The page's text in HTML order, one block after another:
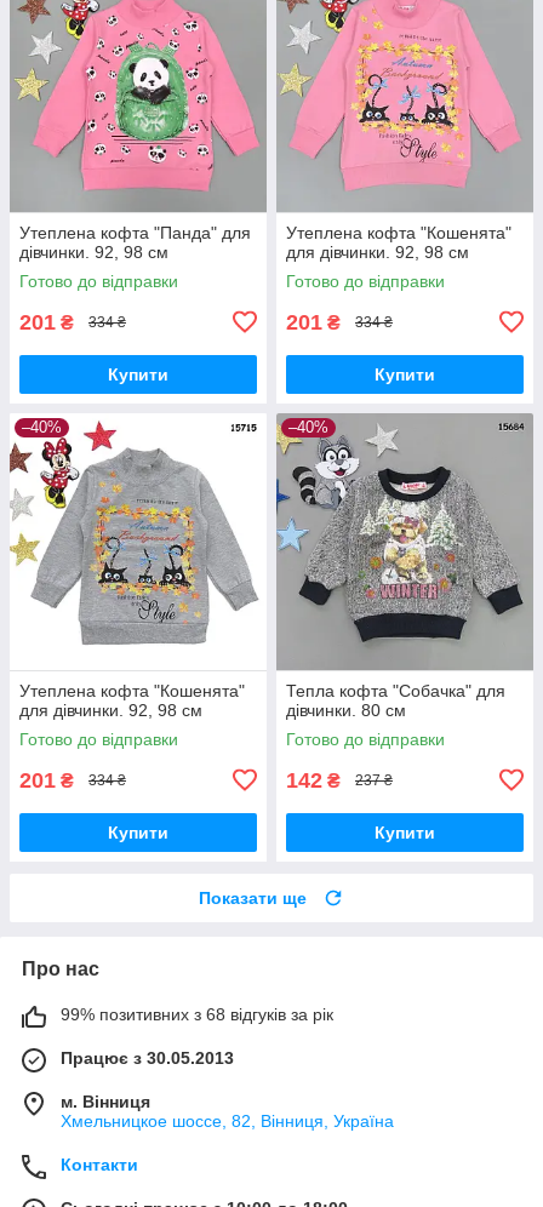
Утеплена кофта "Панда" для
дівчинки. 92, 98 см
Готово до відправки
201 ₴ 334 ₴
Купити
Утеплена кофта "Кошенята"
для дівчинки. 92, 98 см
Готово до відправки
201 ₴ 334 ₴
Купити
–40%
Утеплена кофта "Кошенята"
для дівчинки. 92, 98 см
Готово до відправки
201 ₴ 334 ₴
Купити
–40%
Тепла кофта "Собачка" для
дівчинки. 80 см
Готово до відправки
142 ₴ 237 ₴
Купити
Показати ще
Про нас
99% позитивних з 68 відгуків за рік
Працює з 30.05.2013
м. Вінниця
Хмельницкое шоссе, 82, Вінниця, Україна
Контакти